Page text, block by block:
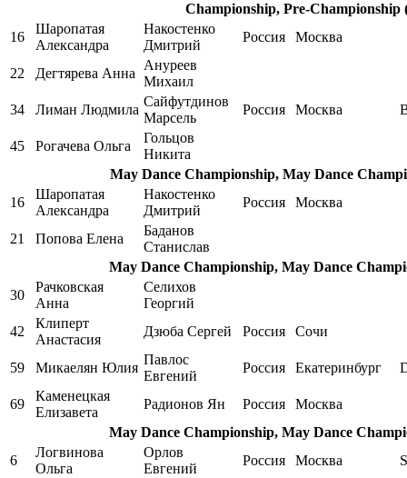
Championship, Pre-Championship
16
Шаропатая
Александра
Накостенко
Дмитрий
Россия Москва
22 Дегтярева Анна
Ануреев
Михаил
34
Лиман Людмила
Сайфутдинов
Марсель
Россия Москва
45 Рогачева Ольга
Гольцов
Никита
May Dance Championship, May Dance
16
Шаропатая
Александра
Накостенко
Дмитрий
Россия Москва
21 Попова Елена
Баданов
Станислав
May Dance Championship, May Dance
30
Рачковская
Анна
Селихов
Георгий
42
Клиперт
Анастасия
Дзюба Сергей Россия Сочи
59 Микаелян Юлия
Павлос
Евгений
Россия Екатеринбург
69
Каменецкая
Елизавета
Радионов Ян Россия
Москва
May Dance Championship, May Dance
6
Логвинова
Ольга
Орлов
Евгений
Россия Москва